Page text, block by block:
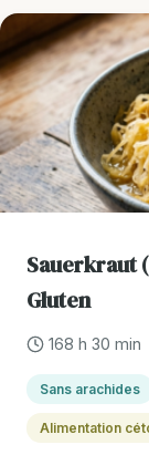
Sauerkraut
Gluten
168 h 30 min
Sans arachides
Alimentation